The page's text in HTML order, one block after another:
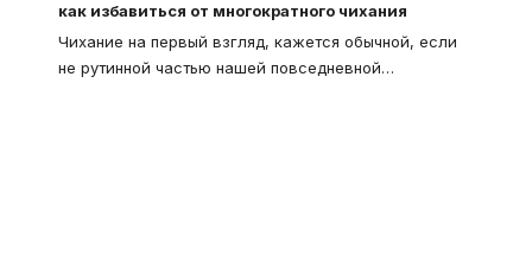
как избавиться от многократного чихания
Чихание на первый взгляд, кажется обычной, если
не рутинной частью нашей повседневной…